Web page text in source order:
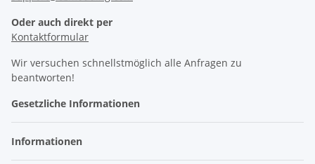
Oder auch direkt per
Kontaktformular
Wir versuchen schnellstmöglich alle Anfragen zu
beantworten!
Gesetzliche Informationen
Informationen